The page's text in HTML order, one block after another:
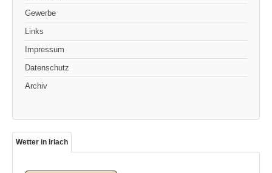
Gewerbe
Links
Impressum
Datenschutz
Archiv
Wetter in Irlach